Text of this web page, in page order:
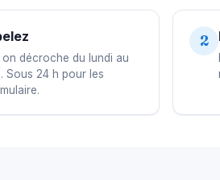
on décroche du lundi au
Sous 24 h pour les
2